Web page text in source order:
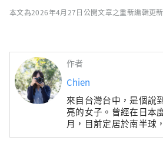
本文為2026年4月27日公開文章之重新編輯更新
作者
Chien
來自台灣台中，是個說
亮的女子。曾經在日本
月，目前定居於南半球
字，記錄一段段旅居時